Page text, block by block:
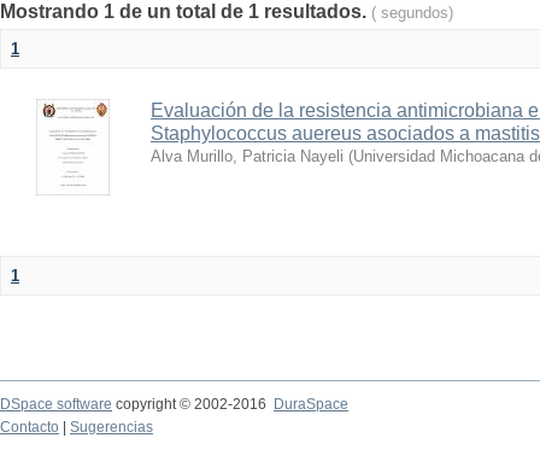
Mostrando 1 de un total de 1 resultados. ( segundos)
1
Evaluación de la resistencia antimicrobiana
Staphylococcus auereus asociados a
Alva Murillo, Patricia Nayeli (Universidad Michoacana
1
DSpace software copyright © 2002-2016
DuraSpace
Contacto
Sugerencias